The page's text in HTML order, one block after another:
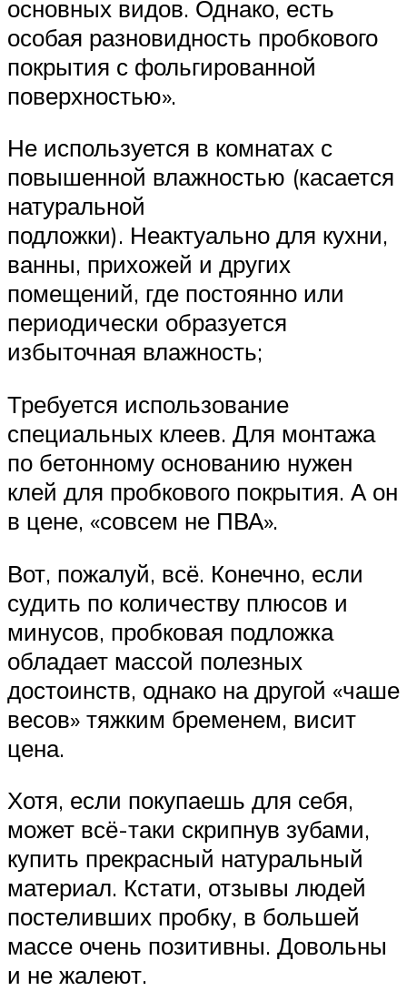
основных видов. Однако, есть
особая разновидность пробкового
покрытия с фольгированной
поверхностью».
Не используется в комнатах с
повышенной влажностью (касается
натуральной
подложки). Неактуально для кухни,
ванны, прихожей и других
помещений, где постоянно или
периодически образуется
избыточная влажность;
Требуется использование
специальных клеев. Для монтажа
по бетонному основанию нужен
клей для пробкового покрытия. А он
в цене, «совсем не ПВА».
Вот, пожалуй, всё. Конечно, если
судить по количеству плюсов и
минусов, пробковая подложка
обладает массой полезных
достоинств, однако на другой «чаше
весов» тяжким бременем, висит
цена.
Хотя, если покупаешь для себя,
может всё-таки скрипнув зубами,
купить прекрасный натуральный
материал. Кстати, отзывы людей
постеливших пробку, в большей
массе очень позитивны. Довольны
и не жалеют.